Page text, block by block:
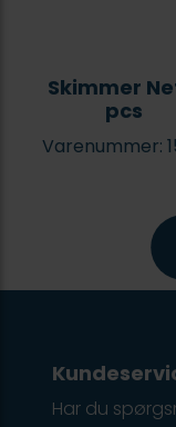
Skimmer
pcs
Varenummer:
Har du